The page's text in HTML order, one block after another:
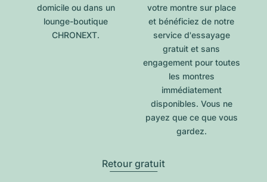
domicile ou dans un
lounge-boutique
CHRONEXT.
votre montre sur place
et bénéficiez de notre
service d'essayage
gratuit et sans
engagement pour toutes
les montres
immédiatement
disponibles. Vous ne
payez que ce que vous
gardez.
Retour gratuit